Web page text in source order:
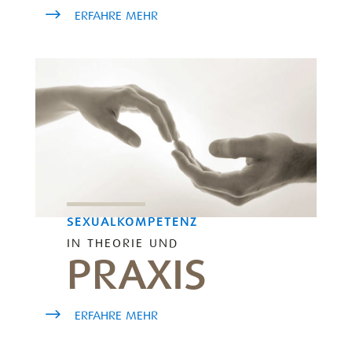
ERFAHRE MEHR
SEXUALKOMPETENZ
IN THEORIE UND
PRAXIS
ERFAHRE MEHR